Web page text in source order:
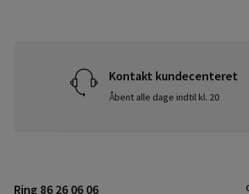
Kontakt kundecenteret
Åbent alle dage indtil kl. 20
Ring 86 26 06 06